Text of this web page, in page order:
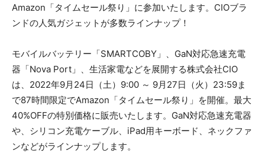
Amazon「タイムセール祭り」に参加いたします。CIOブラ
ンドの人気ガジェットが多数ラインナップ！
モバイルバッテリー「SMARTCOBY」、GaN対応急速充電
器「Nova Port」、生活家電などを展開する株式会社CIO
は、2022年9月24日（土）9:00 ～ 9月27日（火）23:59ま
で87時間限定でAmazon「タイムセール祭り」を開催。最大
40%OFFの特別価格に販売いたします。GaN対応急速充電器
や、シリコン充電ケーブル、iPad用キーボード、ネックファ
ンなどがラインナップします。